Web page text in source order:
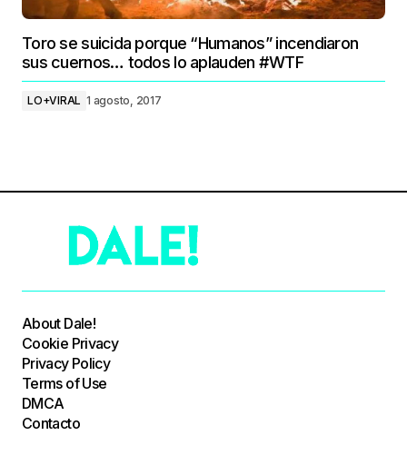
Toro se suicida porque “Humanos” incendiaron
sus cuernos… todos lo aplauden #WTF
LO+VIRAL 1 agosto, 2017
About Dale!
Cookie Privacy
Privacy Policy
Terms of Use
DMCA
Contacto